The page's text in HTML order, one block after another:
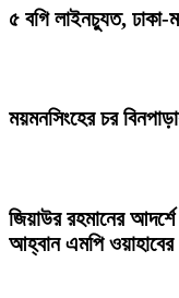
৫ বগি লাইনচ্যুত, ঢাকা-
ময়মনসিংহের চর
জিয়াউর রহমানের
আহ্বান এমপি ওয়াহাবের